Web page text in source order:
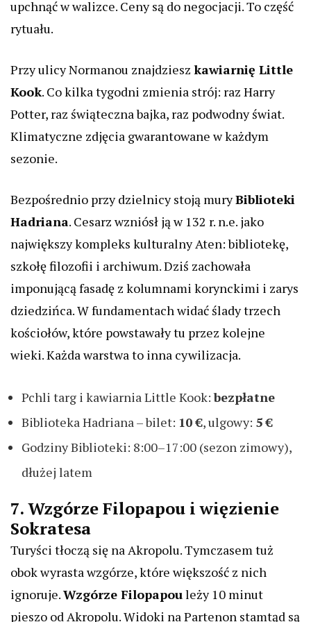
upchnąć w walizce. Ceny są do negocjacji. To część
rytuału.
Przy ulicy Normanou znajdziesz kawiarnię Little
Kook. Co kilka tygodni zmienia strój: raz Harry
Potter, raz świąteczna bajka, raz podwodny świat.
Klimatyczne zdjęcia gwarantowane w każdym
sezonie.
Bezpośrednio przy dzielnicy stoją muryBiblioteki
Hadriana. Cesarz wzniósł ją w 132 r. n.e. jako
największy kompleks kulturalny Aten: bibliotekę,
szkołę filozofii i archiwum. Dziś zachowała
imponującą fasadę z kolumnami korynckimi i zarys
dziedzińca. W fundamentach widać ślady trzech
kościołów, które powstawały tu przez kolejne
wieki. Każda warstwa to inna cywilizacja.
Pchli targ i kawiarnia Little Kook:bezpłatne
Biblioteka Hadriana – bilet: 10 €, ulgowy: 5 €
Godziny Biblioteki: 8:00–17:00 (sezon zimowy),
dłużej latem
7. Wzgórze Filopapou i więzienie
Sokratesa
Turyści tłoczą się na Akropolu. Tymczasem tuż
obok wyrasta wzgórze, które większość z nich
ignoruje.Wzgórze Filopapouleży 10 minut
pieszo od Akropolu. Widoki na Partenon stamtąd są